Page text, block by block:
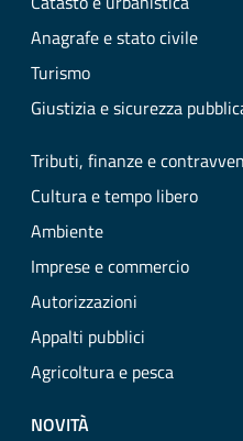
Anagrafe e stato civile
Turismo
Giustizia e sicurezza
Tributi, finanze e
Cultura e tempo libero
Ambiente
Imprese e commercio
Autorizzazioni
Appalti pubblici
Agricoltura e pesca
NOVITÀ